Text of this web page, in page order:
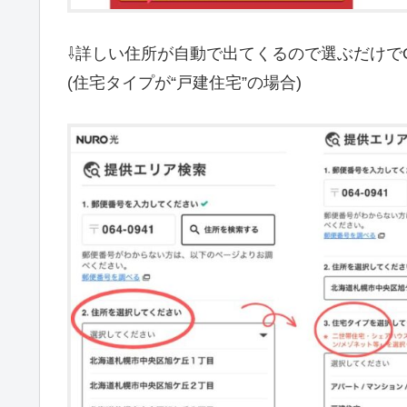
⇩詳しい住所が自動で出てくるので選ぶだけで
(住宅タイプが“戸建住宅”の場合)